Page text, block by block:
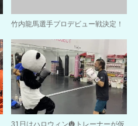
竹内龍馬選手プロデビュー戦決定！
31日はハロウィン🎃トレーナーが仮